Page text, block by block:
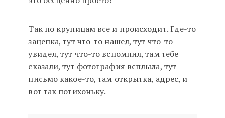
Так по крупицам все и происходит. Где-то
зацепка, тут что-то нашел, тут что-то
увидел, тут что-то вспомнил, там тебе
сказали, тут фотография всплыла, тут
письмо какое-то, там открытка, адрес, и
вот так потихоньку.